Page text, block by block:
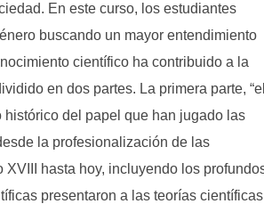
En este curso, los estudiantes
buscando un mayor entendimiento
científico ha contribuido a la
en dos partes. La primera parte, “el
histórico del papel que han jugado las
la profesionalización de las
hasta hoy, incluyendo los
presentaron a las teorías científicas